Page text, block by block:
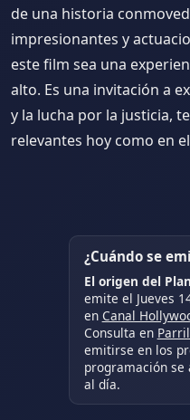
de una historia
impresionantes y
este film sea una
alto. Es una invitación a
y la lucha por la justicia,
relevantes hoy como en
¿Cuándo se
El origen del
emite el Jueves
en Canal
Consulta en
emitirse en los
programación se
al día.